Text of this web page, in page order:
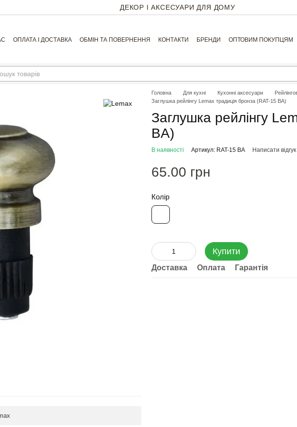
ДЕКОР І АКСЕСУАРИ ДЛЯ ДОМУ
ОПЛАТА І ДОСТАВКА ОБМІН ТА ПОВЕРНЕННЯ КОНТАКТИ БРЕНДИ ОПТОВИМ ПОКУПЦЯМ
Головна Для кухні Кухонні аксесуари
Заглушка рейлінгу Lemax традиція бронза (RAT-15 BA)
Заглушка рейлінгу
BA)
В наявності Артикул: RAT-15 BA Написати відгук
65.00 грн
Колір
Купити
Доставка Оплата Гарантія